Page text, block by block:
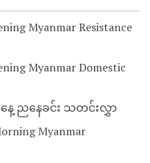
Myanmar Resistance
Myanmar Domestic
ညနေခင်း သတင်းလွှာ
Myanmar